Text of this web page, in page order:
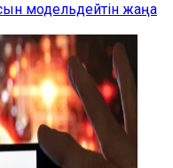
модельдейтін жаңа